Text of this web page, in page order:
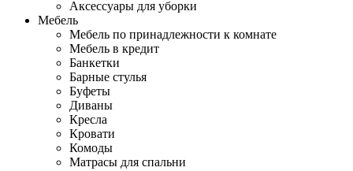
Аксессуары для уборки
Мебель
Мебель по принадлежности к комнате
Мебель в кредит
Банкетки
Барные стулья
Буфеты
Диваны
Кресла
Кровати
Комоды
Матрасы для спальни